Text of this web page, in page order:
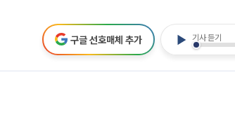
기사 듣기
구글 선호매체 추가